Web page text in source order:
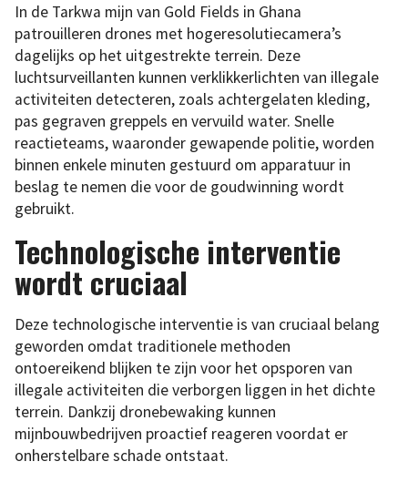
In de Tarkwa mijn van Gold Fields in Ghana
patrouilleren drones met hogeresolutiecamera’s
dagelijks op het uitgestrekte terrein. Deze
luchtsurveillanten kunnen verklikkerlichten van illegale
activiteiten detecteren, zoals achtergelaten kleding,
pas gegraven greppels en vervuild water. Snelle
reactieteams, waaronder gewapende politie, worden
binnen enkele minuten gestuurd om apparatuur in
beslag te nemen die voor de goudwinning wordt
gebruikt.
Technologische interventie
wordt cruciaal
Deze technologische interventie is van cruciaal belang
geworden omdat traditionele methoden
ontoereikend blijken te zijn voor het opsporen van
illegale activiteiten die verborgen liggen in het dichte
terrein. Dankzij dronebewaking kunnen
mijnbouwbedrijven proactief reageren voordat er
onherstelbare schade ontstaat.